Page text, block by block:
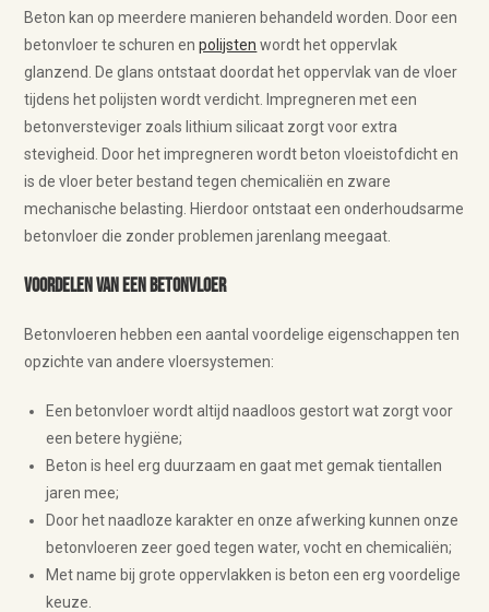
Beton kan op meerdere manieren behandeld worden. Door een
betonvloer te schuren enpolijsten wordt het oppervlak
glanzend. De glans ontstaat doordat het oppervlak van de vloer
tijdens het polijsten wordt verdicht. Impregneren met een
betonversteviger zoals lithium silicaat zorgt voor extra
stevigheid. Door het impregneren wordt beton vloeistofdicht en
is de vloer beter bestand tegen chemicaliën en zware
mechanische belasting. Hierdoor ontstaat een onderhoudsarme
betonvloer die zonder problemen jarenlang meegaat.
Voordelen van een betonvloer
Betonvloeren hebben een aantal voordelige eigenschappen ten
opzichte van andere vloersystemen:
Een betonvloer wordt altijd naadloos gestort wat zorgt voor
een betere hygiëne;
Beton is heel erg duurzaam en gaat met gemak tientallen
jaren mee;
Door het naadloze karakter en onze afwerking kunnen onze
betonvloeren zeer goed tegen water, vocht en chemicaliën;
Met name bij grote oppervlakken is beton een erg voordelige
keuze.